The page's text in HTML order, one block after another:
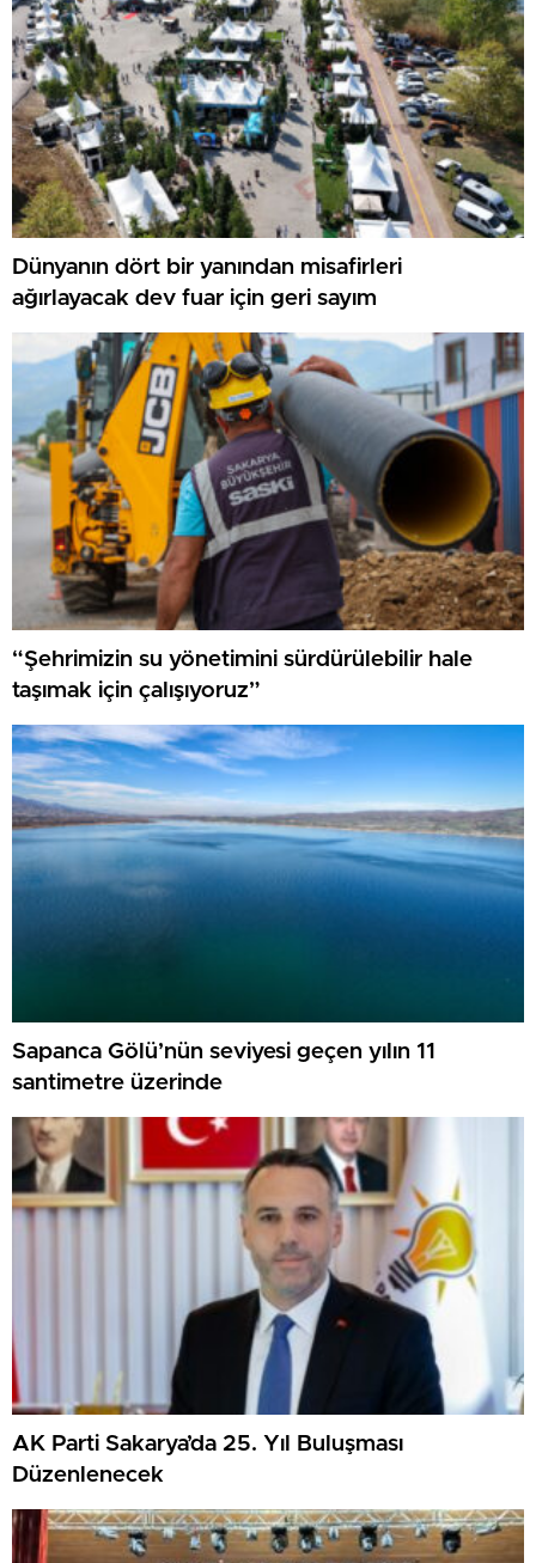
Dünyanın dört bir yanından misafirleri
ağırlayacak dev fuar için geri sayım
“Şehrimizin su yönetimini sürdürülebilir hale
taşımak için çalışıyoruz”
Sapanca Gölü’nün seviyesi geçen yılın 11
santimetre üzerinde
AK Parti Sakarya’da 25. Yıl Buluşması
Düzenlenecek